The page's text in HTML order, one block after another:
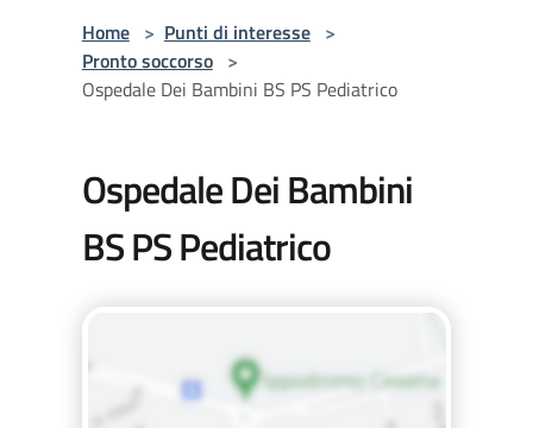
Home > Punti di interesse >
Pronto soccorso >
Ospedale Dei Bambini BS PS Pediatrico
Ospedale Dei Bambini
BS PS Pediatrico